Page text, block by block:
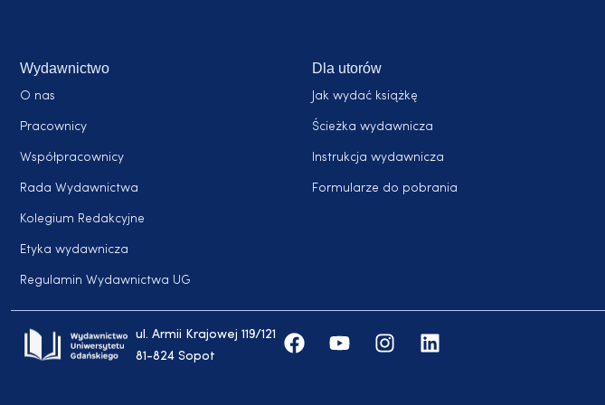
Wydawnictwo
O nas
Pracownicy
Współpracownicy
Rada Wydawnictwa
Kolegium Redakcyjne
Etyka wydawnicza
Regulamin Wydawnictwa UG
Dla utorów
Jak wydać książkę
Ścieżka wydawnicza
Instrukcja wydawnicza
Formularze do pobrania
ul. Armii Krajowej 119/121
81-824 Sopot